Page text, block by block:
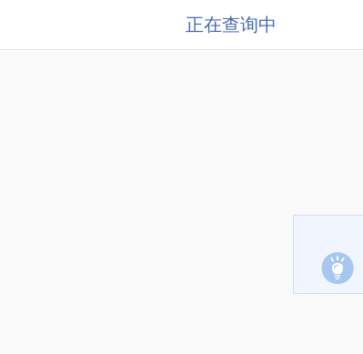
正在查询中